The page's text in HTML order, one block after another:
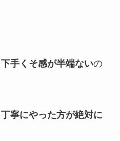
下手くそ感が半端ないの
丁寧にやった方が絶対に